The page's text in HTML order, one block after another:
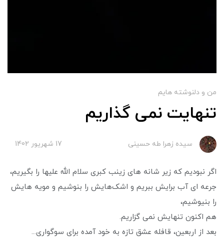
من و دلنوشته هایم
تنهایت نمی گذاریم
سیده زهرا طه حسینی 17 شهریور 1402
اگر نبودیم که زیر شانه های زینب کبری سلام الله علیها را بگیریم،
جرعه ای آب برایش ببریم و اشک‌هایش را بنوشیم و مویه هایش
را بنیوشیم،
هم اکنون تنهایش نمی گزاریم.
بعد از اربعین، قافله عشق تازه به خود آمده برای سوگواری...